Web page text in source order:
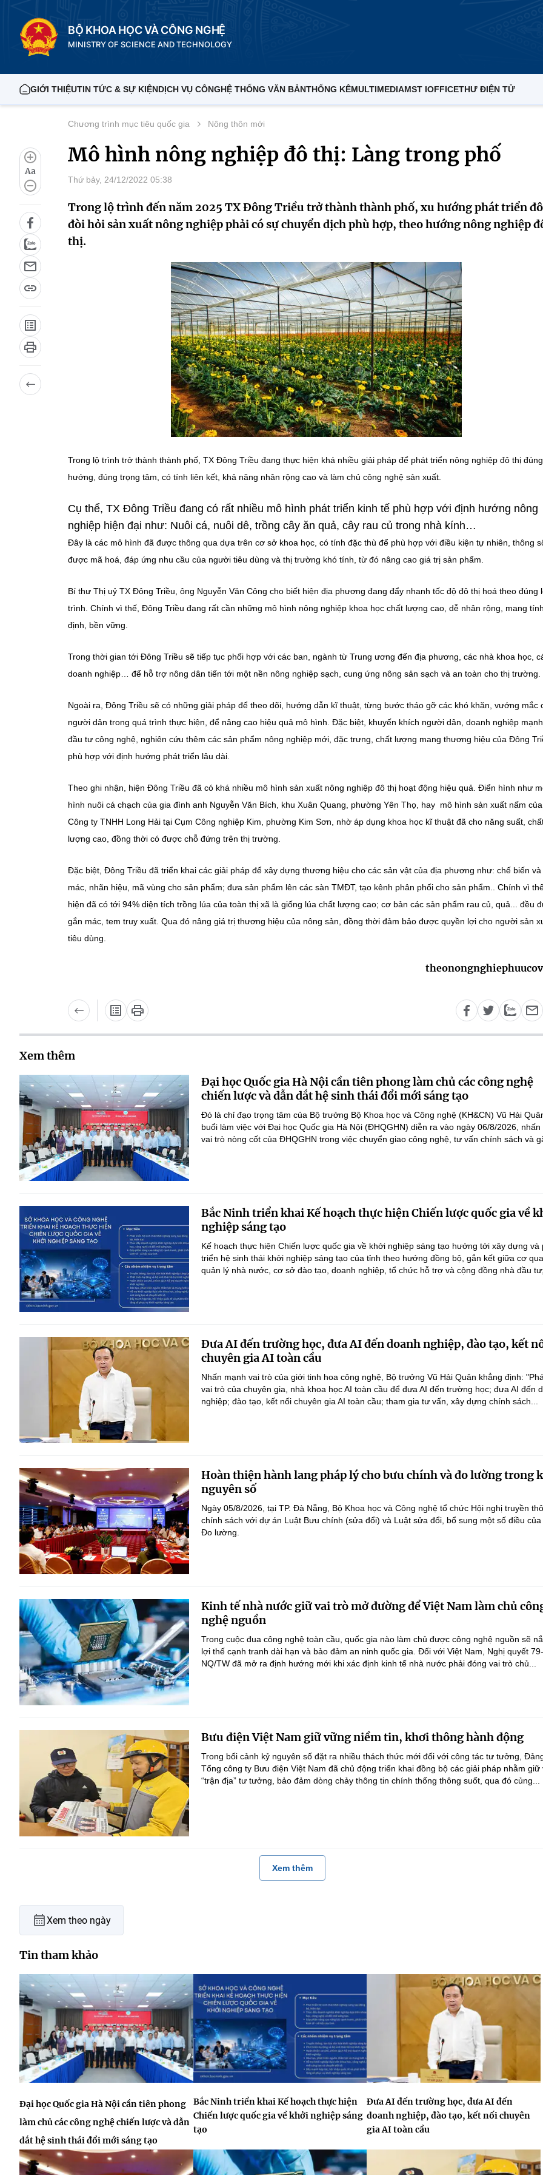
BỘ KHOA HỌC VÀ CÔNG NGHỆ
MINISTRY OF SCIENCE AND TECHNOLOGY
GIỚI THIỆUTIN TỨC & SỰ KIỆNDỊCH VỤ CÔNGHỆ THỐNG VĂN BẢNTHỐNG KÊMULTIMEDIAMST IOFFICETHƯ ĐIỆN TỬ
Aa
Chương trình mục tiêu quốc gia Nông thôn mới
Mô hình nông nghiệp đô thị: Làng trong phố
Thứ bảy, 24/12/2022 05:38
Trong lộ trình đến năm 2025 TX Đông Triều trở thành thành phố, xu hướng phát triển
đòi hỏi sản xuất nông nghiệp phải có sự chuyển dịch phù hợp, theo hướng nông nghiệp
thị.
Trong lộ trình trở thành thành phố, TX Đông Triều đang thực hiện khá nhiều giải pháp để phát triển nông nghiệp đô thị đúng
hướng, đúng trọng tâm, có tính liên kết, khả năng nhân rộng cao và làm chủ công nghệ sản xuất.
Cụ thể, TX Đông Triều đang có rất nhiều mô hình phát triển kinh tế phù hợp với định hướng nông
nghiệp hiện đại như: Nuôi cá, nuôi dê, trồng cây ăn quả, cây rau củ trong nhà kính…
Đây là các mô hình đã được thông qua dựa trên cơ sở khoa học, có tính đặc thù để phù hợp với điều kiện tự nhiên, thông
được mã hoá, đáp ứng nhu cầu của người tiêu dùng và thị trường khó tính, từ đó nâng cao giá trị sản phẩm.
Bí thư Thị uỷ TX Đông Triều, ông Nguyễn Văn Công cho biết hiện địa phương đang đẩy nhanh tốc độ đô thị hoá theo đúng
trình. Chính vì thế, Đông Triều đang rất cần những mô hình nông nghiệp khoa học chất lượng cao, dễ nhân rộng, mang
định, bền vững.
Trong thời gian tới Đông Triều sẽ tiếp tục phối hợp với các ban, ngành từ Trung ương đến địa phương, các nhà khoa học,
doanh nghiệp… để hỗ trợ nông dân tiến tới một nền nông nghiệp sạch, cung ứng nông sản sạch và an toàn cho thị trường.
Ngoài ra, Đông Triều sẽ có những giải pháp để theo dõi, hướng dẫn kĩ thuật, từng bước tháo gỡ các khó khăn, vướng mắc
người dân trong quá trình thực hiện, để nâng cao hiệu quả mô hình. Đặc biệt, khuyến khích người dân, doanh nghiệp
đầu tư công nghệ, nghiên cứu thêm các sản phẩm nông nghiệp mới, đặc trưng, chất lượng mang thương hiệu của Đông
phù hợp với định hướng phát triển lâu dài.
Theo ghi nhận, hiện Đông Triều đã có khá nhiều mô hình sản xuất nông nghiệp đô thị hoạt động hiệu quả. Điển hình như
hình nuôi cá chạch của gia đình anh Nguyễn Văn Bích, khu Xuân Quang, phường Yên Thọ, hay mô hình sản xuất nấm của
Công ty TNHH Long Hải tại Cụm Công nghiệp Kim, phường Kim Sơn, nhờ áp dụng khoa học kĩ thuật đã cho năng suất,
lượng cao, đồng thời có được chỗ đứng trên thị trường.
Đặc biệt, Đông Triều đã triển khai các giải pháp để xây dựng thương hiệu cho các sản vật của địa phương như: chế biến và
mác, nhãn hiệu, mã vùng cho sản phẩm; đưa sản phẩm lên các sàn TMĐT, tạo kênh phân phối cho sản phẩm.. Chính vì
hiện đã có tới 94% diện tích trồng lúa của toàn thị xã là giống lúa chất lượng cao; cơ bản các sản phẩm rau củ, quả... đều
gắn mác, tem truy xuất. Qua đó nâng giá trị thương hiệu của nông sản, đồng thời đảm bảo được quyền lợi cho người sản
tiêu dùng.
Xem thêm
Đại học Quốc gia Hà Nội cần tiên phong làm chủ các công nghệ
chiến lược và dẫn dắt hệ sinh thái đổi mới sáng tạo
Đó là chỉ đạo trọng tâm của Bộ trưởng Bộ Khoa học và Công nghệ (KH&CN) Vũ Hải
buổi làm việc với Đại học Quốc gia Hà Nội (ĐHQGHN) diễn ra vào ngày 06/8/2026, nhấn
vai trò nòng cốt của ĐHQGHN trong việc chuyển giao công nghệ, tư vấn chính sách và
Bắc Ninh triển khai Kế hoạch thực hiện Chiến lược quốc gia về
nghiệp sáng tạo
Kế hoạch thực hiện Chiến lược quốc gia về khởi nghiệp sáng tạo hướng tới xây dựng và
triển hệ sinh thái khởi nghiệp sáng tạo của tỉnh theo hướng đồng bộ, gắn kết giữa cơ
quản lý nhà nước, cơ sở đào tạo, doanh nghiệp, tổ chức hỗ trợ và cộng đồng nhà đầu
Đưa AI đến trường học, đưa AI đến doanh nghiệp, đào tạo, kết
chuyên gia AI toàn cầu
Nhấn mạnh vai trò của giới tinh hoa công nghệ, Bộ trưởng Vũ Hải Quân khẳng định:
vai trò của chuyên gia, nhà khoa học AI toàn cầu để đưa AI đến trường học; đưa AI đến
nghiệp; đào tạo, kết nối chuyên gia AI toàn cầu; tham gia tư vấn, xây dựng chính sách...
Hoàn thiện hành lang pháp lý cho bưu chính và đo lường trong
nguyên số
Ngày 05/8/2026, tại TP. Đà Nẵng, Bộ Khoa học và Công nghệ tổ chức Hội nghị truyền
chính sách với dự án Luật Bưu chính (sửa đổi) và Luật sửa đổi, bổ sung một số điều của
Đo lường.
Kinh tế nhà nước giữ vai trò mở đường để Việt Nam làm chủ
nghệ nguồn
Trong cuộc đua công nghệ toàn cầu, quốc gia nào làm chủ được công nghệ nguồn sẽ
lợi thế cạnh tranh dài hạn và bảo đảm an ninh quốc gia. Đối với Việt Nam, Nghị quyết 79-
NQ/TW đã mở ra định hướng mới khi xác định kinh tế nhà nước phải đóng vai trò chủ...
Bưu điện Việt Nam giữ vững niềm tin, khơi thông hành động
Trong bối cảnh kỷ nguyên số đặt ra nhiều thách thức mới đối với công tác tư tưởng,
Tổng công ty Bưu điện Việt Nam đã chủ động triển khai đồng bộ các giải pháp nhằm giữ
“trận địa” tư tưởng, bảo đảm dòng chảy thông tin chính thống thông suốt, qua đó củng...
Xem thêm
Xem theo ngày
Tin tham khảo
Đại học Quốc gia Hà Nội cần tiên phong
làm chủ các công nghệ chiến lược và dẫn
dắt hệ sinh thái đổi mới sáng tạo
Bắc Ninh triển khai Kế hoạch thực hiện
Chiến lược quốc gia về khởi nghiệp sáng
tạo
Đưa AI đến trường học, đưa AI đến
doanh nghiệp, đào tạo, kết nối chuyên
gia AI toàn cầu